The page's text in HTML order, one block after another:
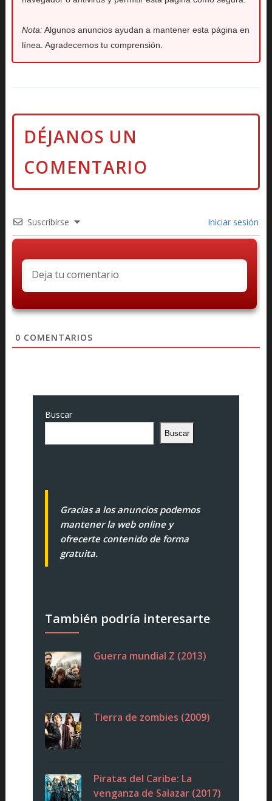
Nota:Algunos anuncios ayudan a mantener esta página en
línea. Agradecemos tu comprensión.
Suscribirse Iniciar sesión
0 COMENTARIOS
Buscar
Buscar
Gracias a los anuncios podemos
mantener la web online y
ofrecerte contenido de forma
gratuita.
También podría interesarte
Guerra mundial Z (2013)
Tierra de zombies (2009)
Piratas del Caribe: La
venganza de Salazar (2017)